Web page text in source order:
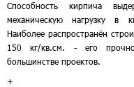
Способность кирпича
механическую нагрузку в
Наиболее распространён
150 кг/кв.см. - его
большинстве проектов.
+